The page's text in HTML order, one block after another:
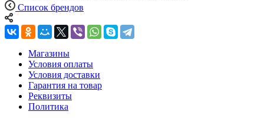
Список брендов
Магазины
Условия оплаты
Условия доставки
Гарантия на товар
Реквизиты
Политика